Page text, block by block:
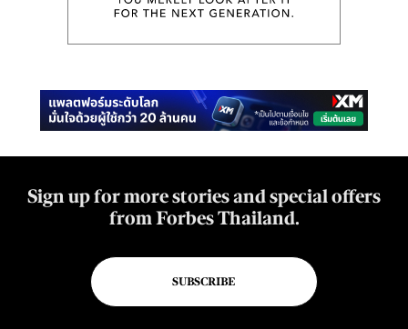
Sign up for more stories and special offers
from Forbes Thailand.
SUBSCRIBE